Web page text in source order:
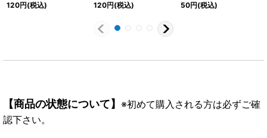
120円(税込)
【C-SEC】{SD51-005}
120円(税込) 50円(税込)
【商品の状態について】 ※初めて購入される方は必ずご確
認下さい。